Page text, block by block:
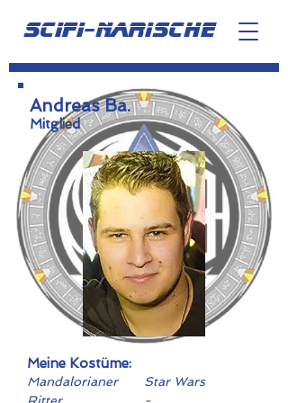
scifi-narische
Andreas Ba.
Mitglied
Meine Kostüme:
Mandalorianer
Star Wars